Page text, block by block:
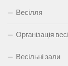
Весілля
Організація
Весільні зали